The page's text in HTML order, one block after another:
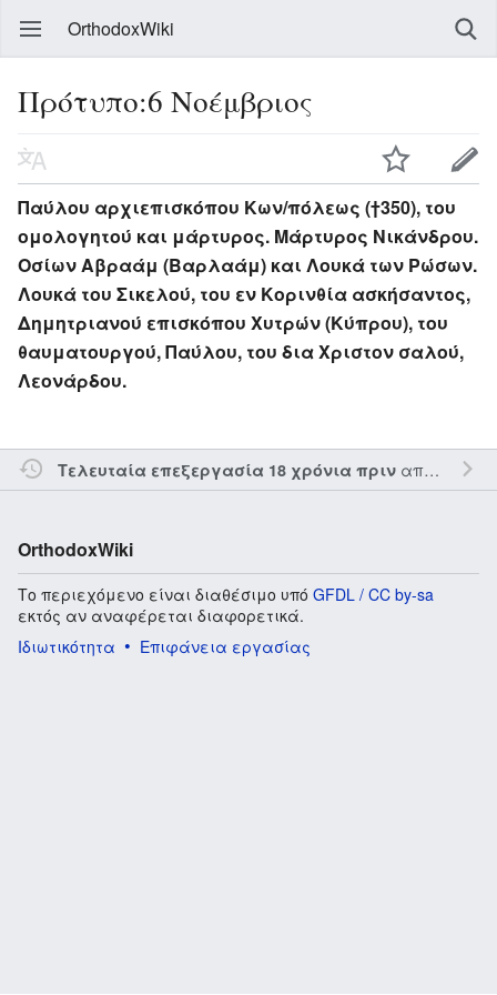
OrthodoxWiki
Πρότυπο:6 Νοέμβριος
Παύλου αρχιεπισκόπου Κων/πόλεως (†350), του
ομολογητού και μάρτυρος. Μάρτυρος Νικάνδρου.
Οσίων Αβραάμ (Βαρλαάμ) και Λουκά των Ρώσων.
Λουκά του Σικελού, του εν Κορινθία ασκήσαντος,
Δημητριανού επισκόπου Χυτρών (Κύπρου), του
θαυματουργού, Παύλου, του δια Χριστον σαλού,
Λεονάρδου.
Τελευταία επεξεργασία 18 χρόνια πριναπό τον την
OrthodoxWiki
Το περιεχόμενο είναι διαθέσιμο υπό GFDL / CC by-sa
εκτός αν αναφέρεται διαφορετικά.
Ιδιωτικότητα
Επιφάνεια εργασίας